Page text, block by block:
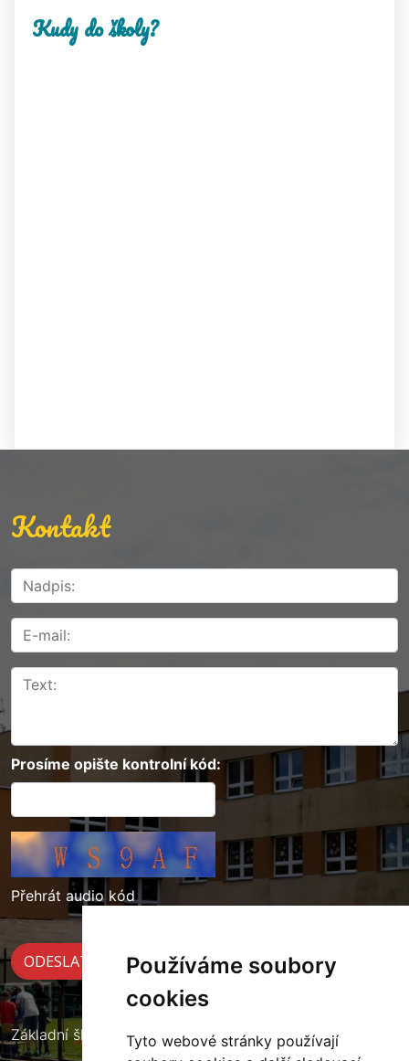
Používáme soubory
cookies
Tyto webové stránky používají
Kudy do školy?
Kontakt
Prosíme opište kontrolní kód:
Přehrát audio kód
Základní škola Cerekvice nad Loučnou